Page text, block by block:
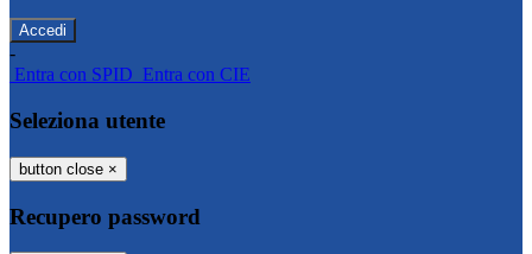
-
Entra con SPID Entra con CIE
Seleziona utente
button close ×
Recupero password